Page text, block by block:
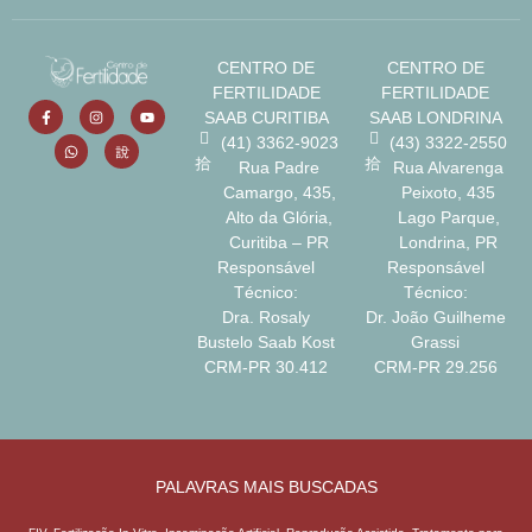
e
I
n
t
e
r
s
s
e
*
CENTRO DE
FERTILIDADE
SAAB CURITIBA
(41) 3362-9023
Rua Padre
Camargo, 435,
Alto da Glória,
Curitiba – PR
Responsável
Técnico:
Dra. Rosaly
Bustelo Saab Kost
CRM-PR 30.412
CENTRO DE
FERTILIDADE
SAAB LONDRINA
(43) 3322-2550
Rua Alvarenga
Peixoto, 435
Lago Parque,
Londrina, PR
Responsável
Técnico:
Dr. João Guilheme
Grassi
CRM-PR 29.256
PALAVRAS MAIS BUSCADAS